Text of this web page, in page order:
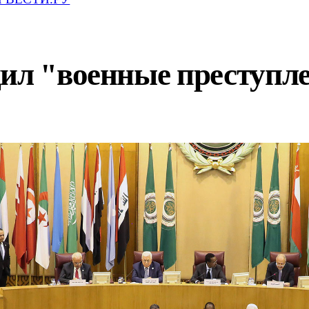
"военные